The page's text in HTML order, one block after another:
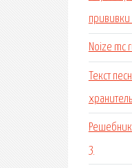
прививки
Noize mc
Текст
хранитель
Решебник
3